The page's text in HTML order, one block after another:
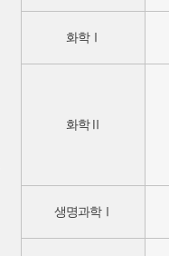
화학Ⅰ
화학Ⅱ
생명과학Ⅰ